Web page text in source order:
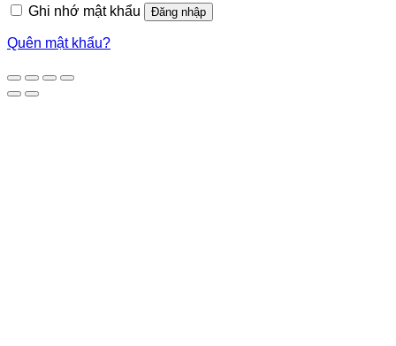
Ghi nhớ mật khẩu
Đăng nhập
Quên mật khẩu?